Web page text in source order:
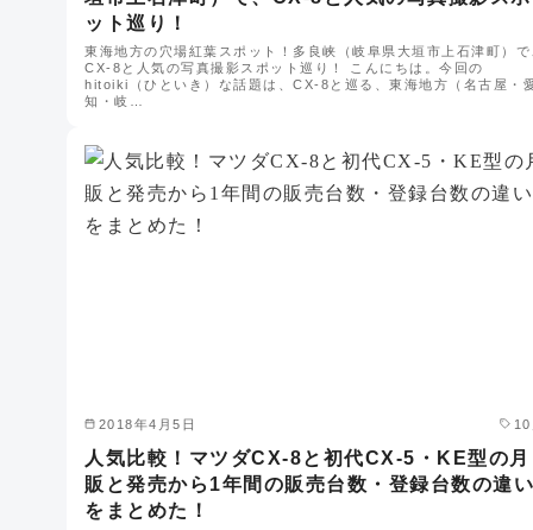
ット巡り！
東海地方の穴場紅葉スポット！多良峡（岐阜県大垣市上石津町）で
CX-8と人気の写真撮影スポット巡り！ こんにちは。今回の
hitoiki（ひといき）な話題は、CX-8と巡る、東海地方（名古屋・
知・岐…
2018年4月5日 10
人気比較！マツダCX-8と初代CX-5・KE型の月
販と発売から1年間の販売台数・登録台数の違い
をまとめた！